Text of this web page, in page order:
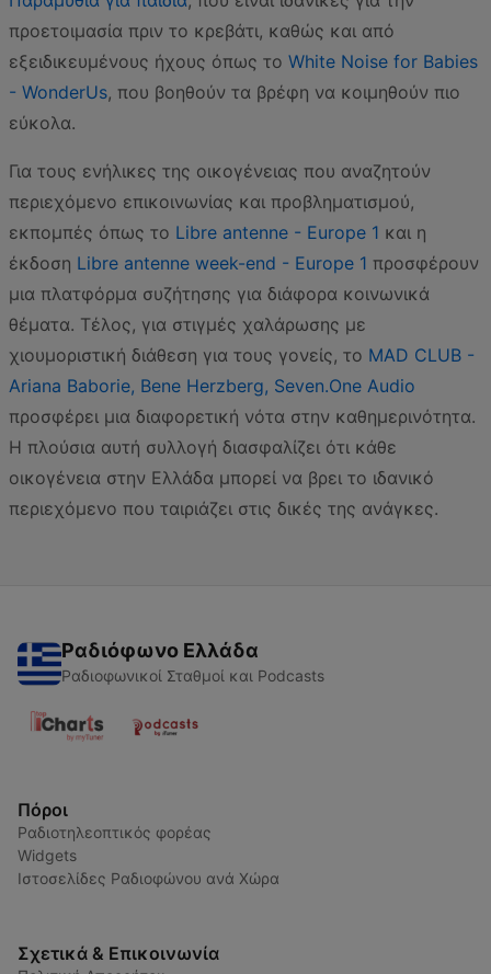
προετοιμασία πριν το κρεβάτι, καθώς και από
εξειδικευμένους ήχους όπως το White Noise for Babies
- WonderUs, που βοηθούν τα βρέφη να κοιμηθούν πιο
εύκολα.
Για τους ενήλικες της οικογένειας που αναζητούν
περιεχόμενο επικοινωνίας και προβληματισμού,
εκπομπές όπως το Libre antenne - Europe 1 και η
έκδοση Libre antenne week-end - Europe 1 προσφέρουν
μια πλατφόρμα συζήτησης για διάφορα κοινωνικά
θέματα. Τέλος, για στιγμές χαλάρωσης με
χιουμοριστική διάθεση για τους γονείς, το MAD CLUB -
Ariana Baborie, Bene Herzberg, Seven.One Audio
προσφέρει μια διαφορετική νότα στην καθημερινότητα.
Η πλούσια αυτή συλλογή διασφαλίζει ότι κάθε
οικογένεια στην Ελλάδα μπορεί να βρει το ιδανικό
περιεχόμενο που ταιριάζει στις δικές της ανάγκες.
Ραδιόφωνο Ελλάδα
Ραδιοφωνικοί Σταθμοί και Podcasts
Πόροι
Ραδιοτηλεοπτικός φορέας
Widgets
Ιστοσελίδες Ραδιοφώνου ανά Χώρα
Σχετικά & Επικοινωνία